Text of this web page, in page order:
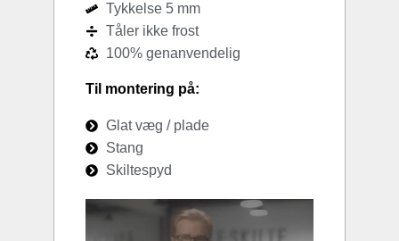
Tykkelse 5 mm
Tåler ikke frost
100% genanvendelig
Til montering på:
Glat væg / plade
Stang
Skiltespyd